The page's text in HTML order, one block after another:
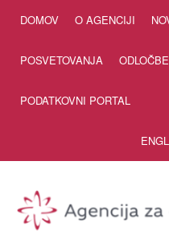
DOMOV O AGENCIJI
POSVETOVANJA
PODATKOVNI PORTAL